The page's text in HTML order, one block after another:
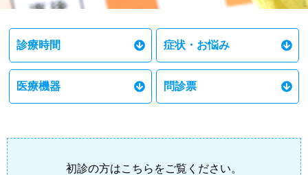
診療時間 症状・お悩み
医療機器 問診票
初診の方はこちらをご覧ください。